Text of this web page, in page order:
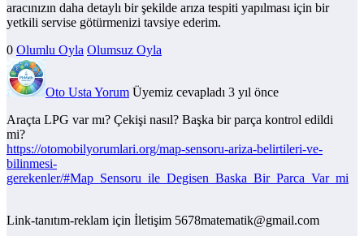
aracınızın daha detaylı bir şekilde arıza tespiti yapılması için bir
yetkili servise götürmenizi tavsiye ederim.
0 Olumlu Oyla Olumsuz Oyla
Oto Usta Yorum Üyemiz cevapladı 3 yıl önce
Araçta LPG var mı? Çekişi nasıl? Başka bir parça kontrol edildi
mi?
https://otomobilyorumlari.org/map-sensoru-ariza-belirtileri-ve-
bilinmesi-
gerekenler/#Map_Sensoru_ile_Degisen_Baska_Bir_Parca_Var_mi
Link-tanıtım-reklam için İletişim 5678matematik@gmail.com